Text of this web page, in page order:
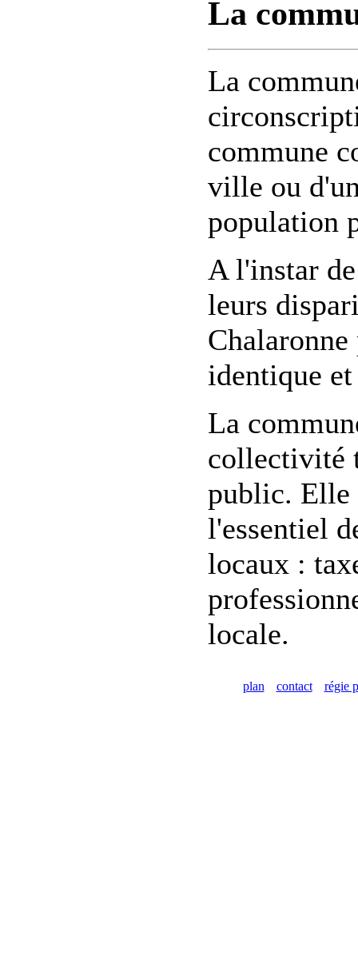
La
La
commune
ville ou
population
A l'instar
leurs
identique
La
collectivité
public. Elle
l'essentiel
locaux :
locale.
plan contact régie